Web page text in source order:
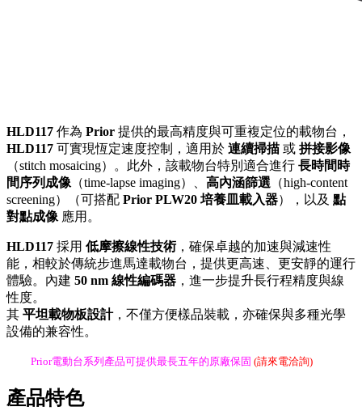
HLD117 作為 Prior 提供的最高精度與可重複定位的載物台，
HLD117 可實現恆定速度控制，適用於 連續掃描 或 拼接影像
（stitch mosaicing）。此外，該載物台特別適合進行 長時間時
間序列成像 （time-lapse imaging）、 高內涵篩選 （high-content
screening）（可搭配 Prior PLW20 培養皿載入器），以及 點
對點成像 應用。
HLD117 採用 低摩擦線性技術，確保卓越的加速與減速性
能，相較於傳統步進馬達載物台，提供更高速、更安靜的運行
體驗。內建 50 nm 線性編碼器 ，進一步提升長行程精度與線
性度。
其 平坦載物板設計，不僅方便樣品裝載，亦確保與多種光學
設備的兼容性。
Prior電動台系列產品可提供最長五年的原廠保固 (請來電洽詢)
產品特色